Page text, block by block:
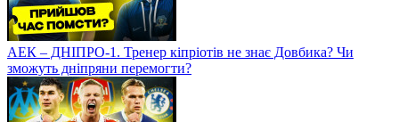
АЕК – ДНІПРО-1. Тренер кіпріотів не знає Довбика? Чи
зможуть дніпряни перемогти?